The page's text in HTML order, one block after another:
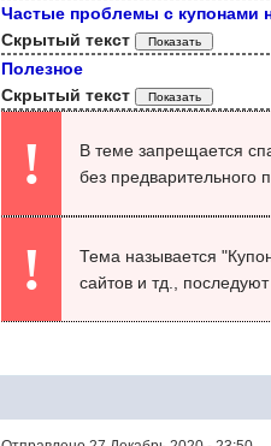
Частые проблемы с купонами
Скрытый текст
Полезное
Скрытый текст
!
В теме запрещается
без предварительного
!
Тема называется
сайтов и тд.,